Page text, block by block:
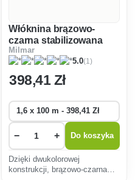
Włóknina brązowo-
czarna stabilizowana
UV. 70 g/m2
Milmar
5.0(1)
398,41 Zł
− + Do koszyka
Dzięki dwukolorowej
konstrukcji, brązowo-czarna